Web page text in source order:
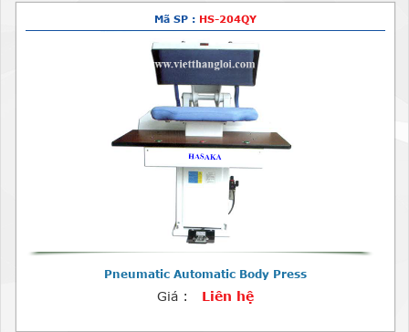
Mã SP : HS-204QY
Pneumatic Automatic Body Press
Giá : Liên hệ